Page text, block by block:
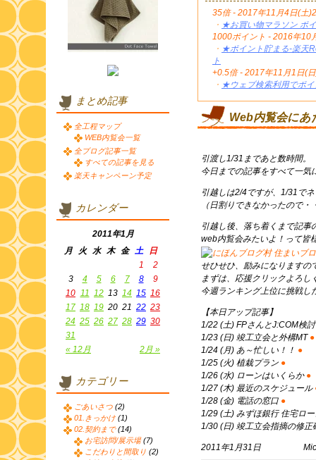
35倍 - 2017年11月4日(土
・ ★お買い物マラソン ポ
1000ポイント - 2016年10
・ ★ポイント貯まる-楽天
ト
+0.5倍 - 2017年11月1日(
・ ★ウェブ検索利用でポ
Web内覧会にあ
引渡し1/31まであと数時間。
今日までの記事をすべて一気
引越しは2/4ですが、1/31で
（日割りできなかったので
引越し後、落ち着くまで記事
web内覧会みたいよ！って皆
せひせひ、励みになりますの
まずは、応援クリックよろし
今週ランキング上位に挑戦し
【本日アップ記事】
1/22 (土) FPさんとJ:COM検
1/23 (日) 竣工立会と外構MT ●
1/24 (月) あ～忙しい！！ ●
1/25 (火) 植栽プラン ●
1/26 (水) ローンはいくらか ●
1/27 (木) 最近のスケジュール
1/28 (金) 電話の窓口 ●
1/29 (土) みずほ銀行 住宅ロ
1/30 (日) 竣工立会指摘の修
2011年1月31日
まとめ記事
全工程マップ
WEB内覧会一覧
全ブログ記事一覧
すべての記事を見る
楽天キャンペーン予定
カレンダー
2011年1月
月
火 水 木 金 土 日
« 12月 2月 »
1
2
3
4 5 6 7 8
9
10 11 12 13 14 15 16
17 18 19 20 21 22 23
24 25 26 27 28 29 30
31
カテゴリー
ごあいさつ (2)
01.きっかけ (1)
02.契約まで(14)
お宅訪問/展示場(7)
こだわりと間取り (2)